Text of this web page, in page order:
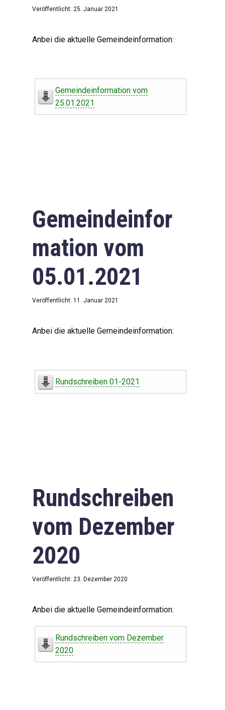
Veröffentlicht: 25. Januar 2021
Anbei die aktuelle Gemeindeinformation:
Gemeindeinformation vom
25.01.2021
Gemeindeinfor
mation vom
05.01.2021
Veröffentlicht: 11. Januar 2021
Anbei die aktuelle Gemeindeinformation:
Rundschreiben 01-2021
Rundschreiben
vom Dezember
2020
Veröffentlicht: 23. Dezember 2020
Anbei die aktuelle Gemeindeinformation:
Rundschreiben vom Dezember
2020